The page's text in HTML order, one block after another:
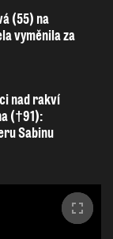
(55) na
vyměnila za
nad rakví
(†91):
Sabinu